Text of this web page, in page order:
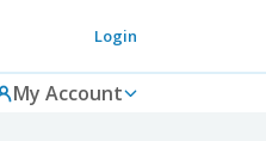
Login
My Account